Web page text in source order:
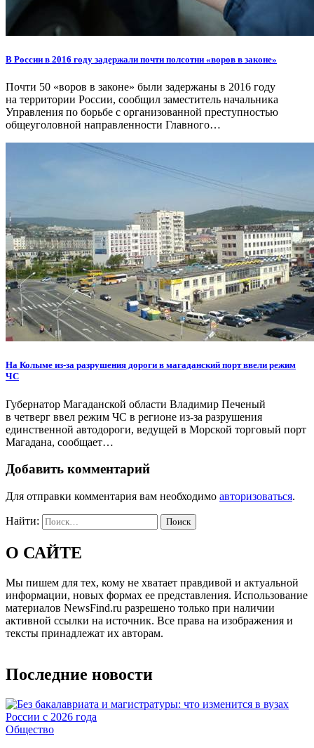
В России в 2016 году задержали почти полсотни «воров в законе»
Почти 50 «воров в законе» были задержаны в 2016 году
на территории России, сообщил заместитель начальника
Управления по борьбе с организованной преступностью
общеуголовной направленности Главного…
На Колыме из-за разрушения дороги в магаданский порт ввели режим
ЧС
Губернатор Магаданской области Владимир Печеный
в четверг ввел режим ЧС в регионе из-за разрушения
единственной автодороги, ведущей в Морской торговый порт
Магадана, сообщает…
Добавить комментарий
Для отправки комментария вам необходимо авторизоваться.
Найти:
О САЙТЕ
Мы пишем для тех, кому не хватает правдивой и актуальной
информации, новых формах ее представления. Использование
материалов NewsFind.ru разрешено только при наличии
активной ссылки на источник. Все права на изображения и
тексты принадлежат их авторам.
Последние новости
Общество